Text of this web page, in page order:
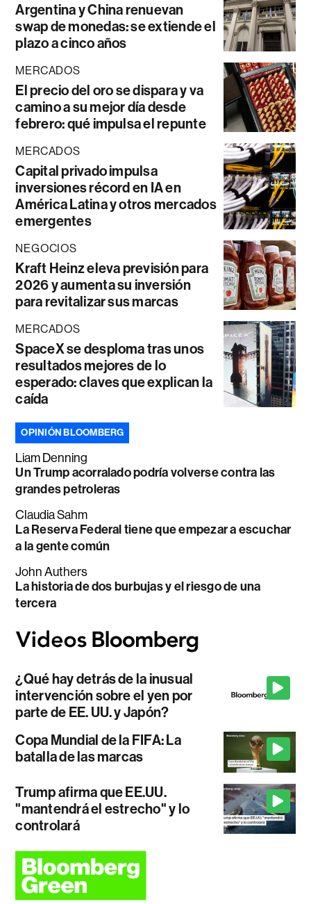
Argentina y China renuevan
swap de monedas: se extiende el
plazo a cinco años
MERCADOS
El precio del oro se dispara y va
camino a su mejor día desde
febrero: qué impulsa el repunte
MERCADOS
Capital privado impulsa
inversiones récord en IA en
América Latina y otros mercados
emergentes
NEGOCIOS
Kraft Heinz eleva previsión para
2026 y aumenta su inversión
para revitalizar sus marcas
MERCADOS
SpaceX se desploma tras unos
resultados mejores de lo
esperado: claves que explican la
caída
OPINIÓN BLOOMBERG
Liam Denning
Un Trump acorralado podría volverse contra las
grandes petroleras
Claudia Sahm
La Reserva Federal tiene que empezar a escuchar
a la gente común
John Authers
La historia de dos burbujas y el riesgo de una
tercera
¿Qué hay detrás de la inusual
intervención sobre el yen por
parte de EE. UU. y Japón?
Copa Mundial de la FIFA: La
batalla de las marcas
Trump afirma que EE.UU.
"mantendrá el estrecho" y lo
controlará